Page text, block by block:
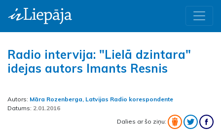
Radio intervija: "Lielā dzintara"
idejas autors Imants Resnis
Autors: Māra Rozenberga, Latvijas Radio korespondente
Datums: 2.01.2016
Dalies ar šo ziņu: